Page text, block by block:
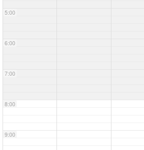
5:00
6:00
7:00
8:00
9:00